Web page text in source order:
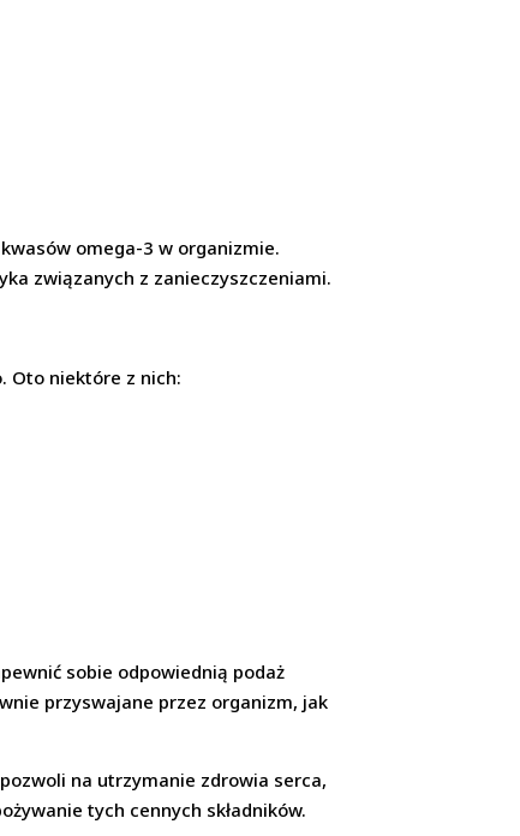
omega-3 w organizmie.
związanych z zanieczyszczeniami.
Oto niektóre z nich:
sobie odpowiednią podaż
przyswajane przez organizm, jak
na utrzymanie zdrowia serca,
tych cennych składników.